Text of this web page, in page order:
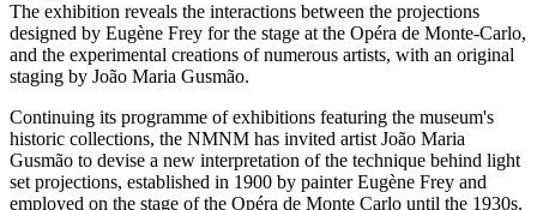
The exhibition reveals the interactions between the projections
designed by Eugène Frey for the stage at the Opéra de Monte-Carlo,
and the experimental creations of numerous artists, with an original
staging by João Maria Gusmão.
Continuing its programme of exhibitions featuring the museum's
historic collections, the NMNM has invited artist João Maria
Gusmão to devise a new interpretation of the technique behind light
set projections, established in 1900 by painter Eugène Frey and
employed on the stage of the Opéra de Monte Carlo until the 1930s.